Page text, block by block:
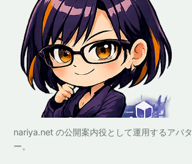
nariya.net の公開案内役として運用するアバタ
ー。